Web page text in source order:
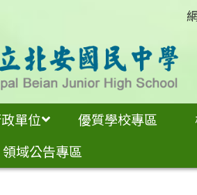
單位 優質學校專區
領域公告專區